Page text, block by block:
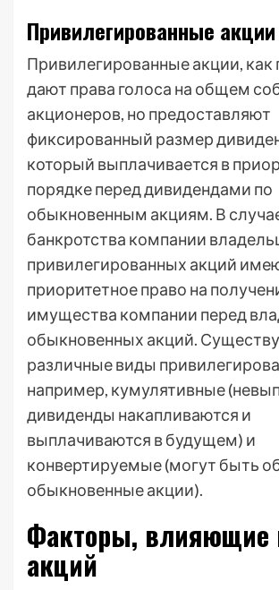
Привилегированные акции
Привилегированные акции, как
дают права голоса на общем
акционеров, но предоставляют
фиксированный размер
который выплачивается в
порядке перед дивидендами по
обыкновенным акциям. В
банкротства компании
привилегированных акций
приоритетное право на
имущества компании перед
обыкновенных акций.
различные виды
например, кумулятивные
дивиденды накапливаются и
выплачиваются в будущем) и
конвертируемые (могут быть
обыкновенные акции).
Факторы, влияющие
акций